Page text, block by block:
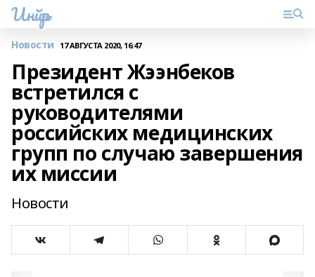
Инйәр
Новости 17 АВГУСТА 2020, 16:47
Президент Жээнбеков
встретился с
руководителями
российских медицинских
групп по случаю завершения
их миссии
Новости